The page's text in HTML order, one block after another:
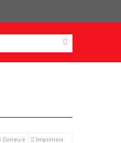
Imprimeix
Correu-e